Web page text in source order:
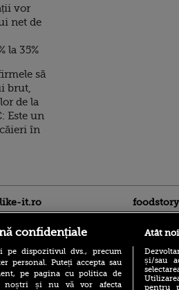
vor
net de
la 35%
să
brut,
de la
Este un
în
it.ro
confidențiale
pe dispozitivul dvs., precum
personal. Puteți accepta sau
pe pagina cu politica de
noștri și nu vă vor afecta
Atât
și/sau
pentru